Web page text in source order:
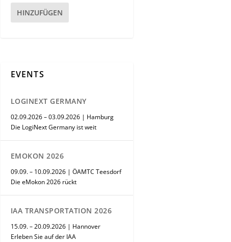
HINZUFÜGEN
EVENTS
LOGINEXT GERMANY
02.09.2026 – 03.09.2026 | Hamburg
Die LogiNext Germany ist weit
EMOKON 2026
09.09. – 10.09.2026 | ÖAMTC Teesdorf
Die eMokon 2026 rückt
IAA TRANSPORTATION 2026
15.09. – 20.09.2026 | Hannover
Erleben Sie auf der IAA